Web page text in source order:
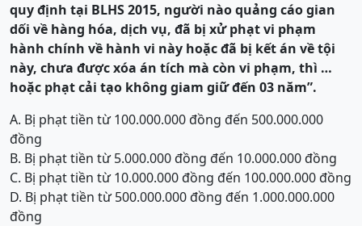
quy định tại BLHS 2015, người nào quảng cáo gian
dối về hàng hóa, dịch vụ, đã bị xử phạt vi phạm
hành chính về hành vi này hoặc đã bị kết án về tội
này, chưa được xóa án tích mà còn vi phạm, thì …
hoặc phạt cải tạo không giam giữ đến 03 năm”.
A. Bị phạt tiền từ 100.000.000 đồng đến 500.000.000
đồng
B. Bị phạt tiền từ 5.000.000 đồng đến 10.000.000 đồng
C. Bị phạt tiền từ 10.000.000 đồng đến 100.000.000 đồng
D. Bị phạt tiền từ 500.000.000 đồng đến 1.000.000.000
đồng